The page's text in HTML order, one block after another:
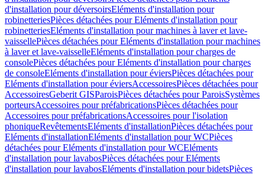
d'installation pour déversoirsEléments d'installation pour
robinetteriesPièces détachées pour Eléments d'installation pour
robinetteriesEléments d'installation pour machines à laver et lave-
vaissellePièces détachées pour Eléments d'installation pour machines
à laver et lave-vaisselleEléments d'installation pour charges de
consolePièces détachées pour Eléments d'installation pour charges
de consoleEléments d'installation pour éviersPièces détachées pour
Eléments d'installation pour éviersAccessoiresPièces détachées pour
AccessoiresGeberit GISParoisPièces détachées pour ParoisSystèmes
porteursAccessoires pour préfabricationsPièces détachées pour
Accessoires pour préfabricationsAccessoires pour l'isolation
phoniqueRevêtementsEléments d'installationPièces détachées pour
Eléments d'installationEléments d'installation pour WCPièces
détachées pour Eléments d'installation pour WCEléments
d'installation pour lavabosPièces détachées pour Eléments
d'installation pour lavabosEléments d'installation pour bidetsPièces